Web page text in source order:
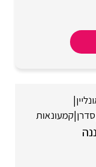
|
סדרן|קמעונאות